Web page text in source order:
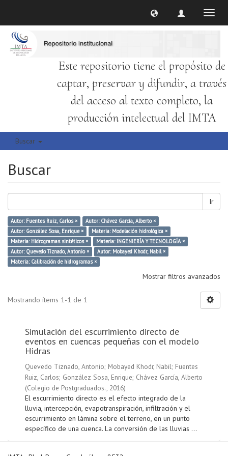
Este repositorio tiene el propósito de
captar, preservar y difundir, a través
del acceso al texto completo, la
producción intelectual del IMTA
Buscar
Buscar
Ir
Autor: Fuentes Ruiz, Carlos ×
Autor: Chávez García, Alberto ×
Autor: González Sosa, Enrique ×
Materia: Modelación hidrológica ×
Materia: Hidrogramas sintéticos ×
Materia: INGENIERÍA Y TECNOLOGÍA ×
Autor: Quevedo Tiznado, Antonio ×
Autor: Mobayed Khodr, Nabil ×
Materia: Calibración de hidrogramas ×
Mostrar filtros avanzados
Mostrando ítems 1-1 de 1
Simulación del escurrimiento directo de
eventos en cuencas pequeñas con el modelo
Hidras
Quevedo Tiznado, Antonio; Mobayed Khodr, Nabil; Fuentes
Ruiz, Carlos; González Sosa, Enrique; Chávez García, Alberto
(Colegio de Postgraduados., 2016)
El escurrimiento directo es el efecto integrado de la
lluvia, intercepción, evapotranspiración, infiltración y el
escurrimiento en lámina sobre el terreno, en un punto
específico de una cuenca. La conversión de las lluvias ...